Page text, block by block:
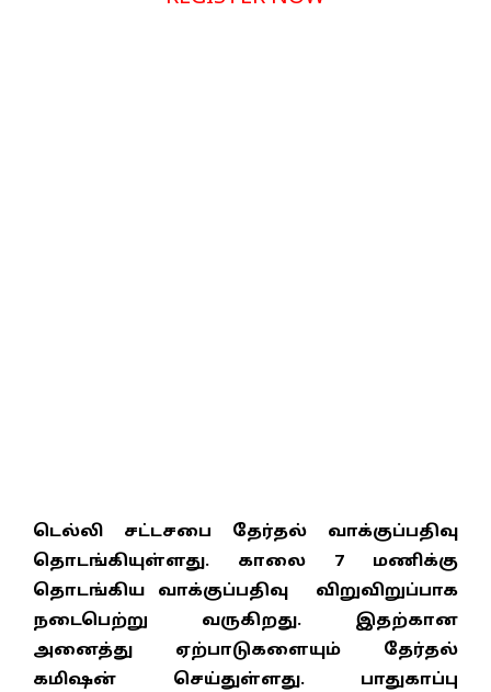
டெல்லி சட்டசபை தேர்தல் வாக்குப்பதிவு
தொடங்கியுள்ளது. காலை 7 மணிக்கு
தொடங்கிய வாக்குப்பதிவு விறுவிறுப்பாக
நடைபெற்று வருகிறது. இதற்கான
அனைத்து ஏற்பாடுகளையும் தேர்தல்
கமிஷன் செய்துள்ளது. பாதுகாப்பு